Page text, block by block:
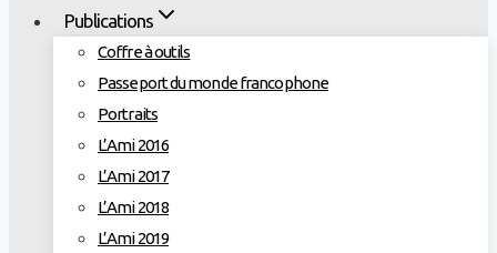
Publications
Coffre à outils
Passeport du monde francophone
Portraits
L’Ami 2016
L’Ami 2017
L’Ami 2018
L’Ami 2019